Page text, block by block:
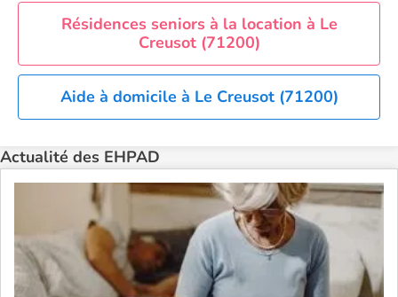
EHPAD Paris
EHPAD Royan
EHPAD Saint-Etienne
EHPAD Toulouse
EHPAD Troyes
Recherche par ville
Résidences seniors à la location à Le
Creusot (71200)
Aide à domicile à Le Creusot (71200)
Actualité des EHPAD